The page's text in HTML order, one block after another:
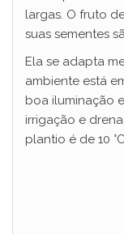
largas. O fruto
suas sementes
Ela se adapta
ambiente está
boa iluminação
irrigação e
plantio é de 10